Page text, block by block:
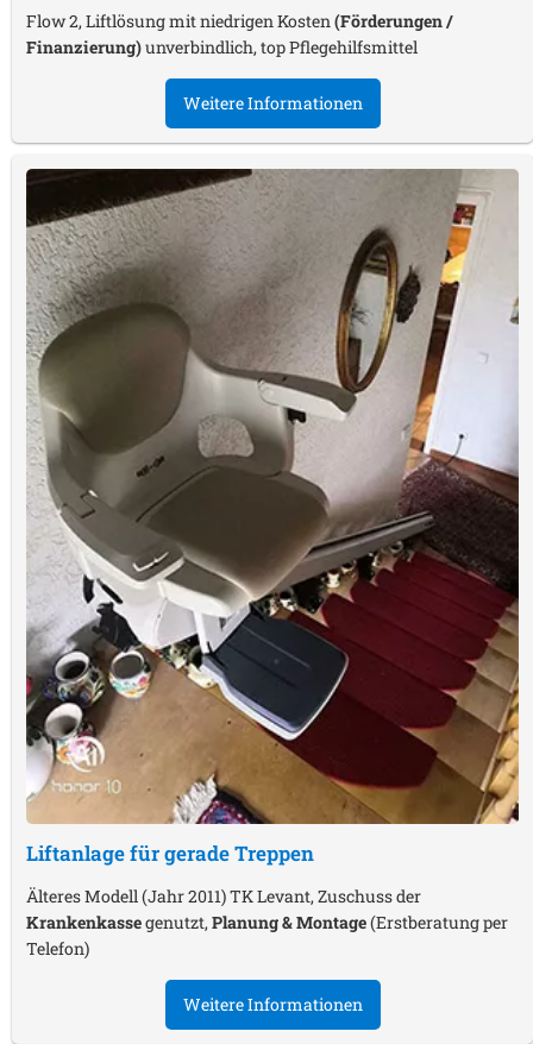
Flow 2, Liftlösung mit niedrigen Kosten (Förderungen /
Finanzierung)unverbindlich, top Pflegehilfsmittel
Weitere Informationen
Liftanlage für gerade Treppen
Älteres Modell (Jahr 2011) TK Levant, Zuschuss der
Krankenkassegenutzt,Planung & Montage(Erstberatung per
Telefon)
Weitere Informationen